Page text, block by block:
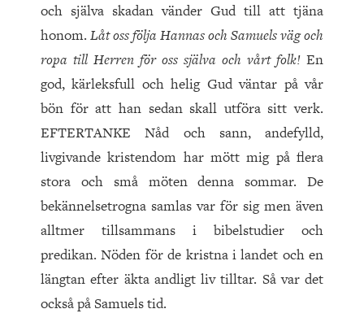
och själva skadan vänder Gud till att tjäna
honom. Låt oss följa Hannas och Samuels väg och
ropa till Herren för oss själva och vårt folk! En
god, kärleksfull och helig Gud väntar på vår
bön för att han sedan skall utföra sitt verk.
EFTERTANKE Nåd och sann, andefylld,
livgivande kristendom har mött mig på flera
stora och små möten denna sommar. De
bekännelsetrogna samlas var för sig men även
alltmer tillsammans i bibelstudier och
predikan. Nöden för de kristna i landet och en
längtan efter äkta andligt liv tilltar. Så var det
också på Samuels tid.